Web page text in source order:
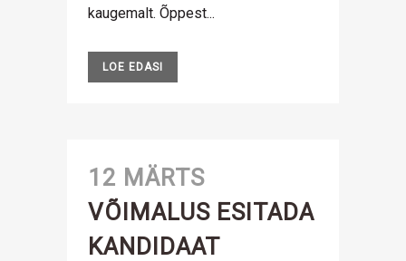
kaugemalt. Õppest...
LOE EDASI
12 MÄRTS
VÕIMALUS ESITADA
KANDIDAAT